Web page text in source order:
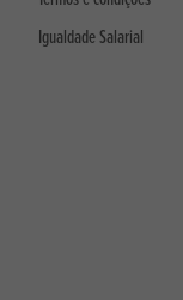
Igualdade Salarial